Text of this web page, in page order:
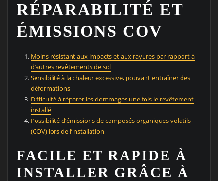
RÉPARABILITÉ ET
ÉMISSIONS COV
Moins résistant aux impacts et aux rayures par rapport à
d’autres revêtements de sol
Sensibilité à la chaleur excessive, pouvant entraîner des
déformations
Difficulté à réparer les dommages une fois le revêtement
installé
Possibilité d’émissions de composés organiques volatils
(COV) lors de l’installation
FACILE ET RAPIDE À
INSTALLER GRÂCE À